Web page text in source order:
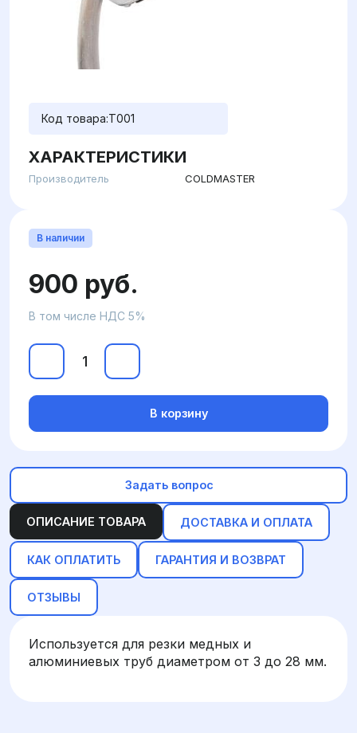
Код товара:T001
ХАРАКТЕРИСТИКИ
Производитель COLDMASTER
ОПИСАНИЕ ТОВАРА ДОСТАВКА И ОПЛАТА
КАК ОПЛАТИТЬ ГАРАНТИЯ И ВОЗВРАТ
ОТЗЫВЫ
Используется для резки медных и
алюминиевых труб диаметром от 3 до 28 мм.
В наличии
900 руб.
В том числе НДС 5%
В корзину
Задать вопрос